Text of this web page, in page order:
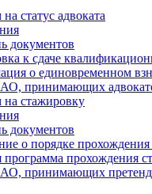
статус адвоката
документов
к сдаче
о единовременном
принимающих
на стажировку
документов
о порядке прохождения
программа прохождения
принимающих